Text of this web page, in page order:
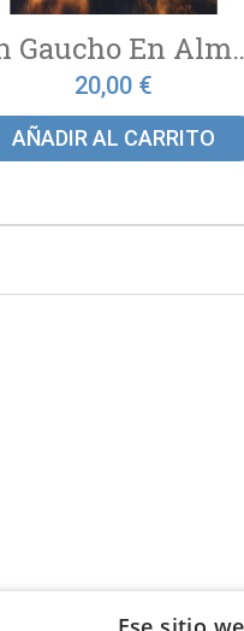
Un
20,00 €
AÑADIR AL CARRITO